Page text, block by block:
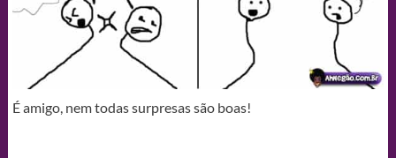
É amigo, nem todas surpresas são boas!